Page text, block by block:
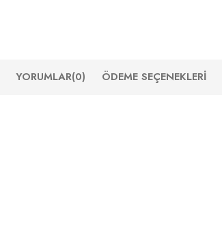
YORUMLAR(0) ÖDEME SEÇENEKLERI